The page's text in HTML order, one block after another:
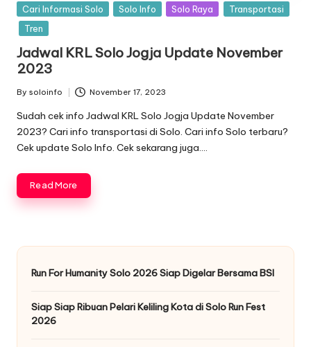
Posted
in
Cari Informasi Solo Solo Info Solo Raya
Transportasi
Tren
Jadwal KRL Solo Jogja Update November
2023
Posted
by
By soloinfo November 17, 2023
Sudah cek info Jadwal KRL Solo Jogja Update November
2023? Cari info transportasi di Solo. Cari info Solo terbaru?
Cek update Solo Info. Cek sekarang juga….
Read More
Run For Humanity Solo 2026 Siap Digelar Bersama BSI
Siap Siap Ribuan Pelari Keliling Kota di Solo Run Fest
2026